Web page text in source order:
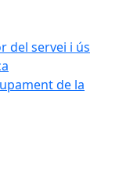
del servei i ús
de la